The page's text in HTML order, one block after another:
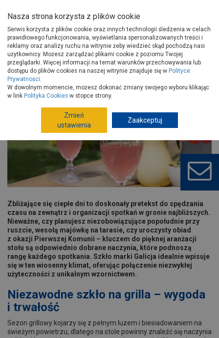
Strona główna Porady
Wyposażenie
Przyjęcia w szklanej oprawie: propozycje na grilla, spotkania i komunię
od
Przyjęcia w szklanej oprawie:
propozycje na grilla, spotkania i
komunię od marki Galicja
Zbliżające się ciepłe dni to doskonały pretekst do spędzania
czasu na zewnątrz i organizacji spotkań w gronie najbliższych.
Nieważne, czy planujesz niezobowiązujące popołudnie przy
ruszcie, wesołą majówkę na tarasie, czy uroczysty obiad
z okazji Pierwszej Komunii – kluczem do pięknej aranżacji
stołu są odpowiednio dobrane naczynia, które podnoszą
rangę każdego spotkania. Szkło marki Galicja idealnie wpisuje
się w ten wiosenny klimat, oferując połączenie niezwykłej
użyteczności z unikalnym wzornictwem.
Niezawodne szkło na grilla – wygoda
i trwałość
Sezon grillowy kojarzy się z pełnym luzem i biesiadowaniem na
świeżym powietrzu, dlatego na stole powinny znaleźć się naczynia
Nasza strona korzysta z plików cookie
Serwis korzysta z plików cookie oraz innych technologii śledzenia w celach
prawidłowego funkcjonowania, wyświetlania spersonalizowanych treści i
reklamy oraz analizy ruchu na witrynie żeby wiedzieć skąd pochodzą nasi
użytkownicy. Możesz zarządzać plikami cookie z poziomu Twojej
przeglądarki. Więcej informacji na temat warunków przechowywania lub
dostępu do plików cookies na naszej witrynie znajduje się w Polityce
Prywatności.
W dowolnym momencie, możesz dokonać zmiany swojego wyboru klikając
w link Polityka Cookies w stopce strony.
Zmień
ustawienia
Zaakceptuj